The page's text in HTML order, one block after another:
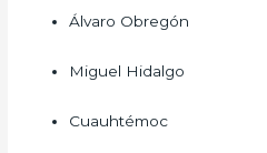
Álvaro Obregón
Miguel Hidalgo
Cuauhtémoc